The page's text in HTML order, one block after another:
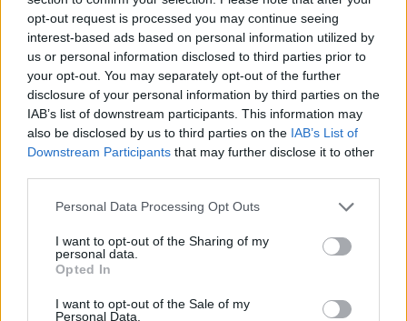
opt-out request is processed you may continue seeing
interest-based ads based on personal information utilized by
us or personal information disclosed to third parties prior to
your opt-out. You may separately opt-out of the further
disclosure of your personal information by third parties on the
IAB’s list of downstream participants. This information may
also be disclosed by us to third parties on the IAB’s List of
Downstream Participants that may further disclose it to other
Personal Data Processing Opt Outs
I want to opt-out of the Sharing of my
personal data.
Opted In
I want to opt-out of the Sale of my
Personal Data.
Οι συνέπειες είναι καλύτερες από τα
απωθημένα